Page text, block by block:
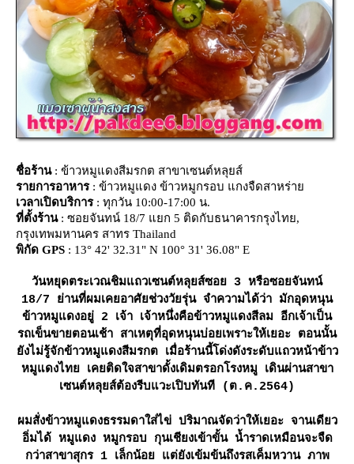
ชื่อร้าน: ข้าวหมูแดงสีมรกต สาขาเซนต์หลุยส์
รายการอาหาร: ข้าวหมูแดง ข้าวหมูกรอบ แกงจืดสาหร่า
เวลาเปิดบริการ: ทุกวัน 10:00-17:00 น.
ที่ตั้งร้าน: ซอยจันทน์ 18/7 แยก 5 ติดกับธนาคารกรุงไทย,
กรุงเทพมหานคร สาทร Thailand
พิกัด GPS : 13° 42' 32.31" N 100° 31' 36.08" E
วันหยุดตระเวณชิมแถวเซนต์หลุยส์ซอย 3 หรือซอยจันทน์
18/7 ย่านที่ผมเคยอาศัยช่วงวัยรุ่น จำความได้ว่า มักอุดหนุน
ข้าวหมูแดงอยู่ 2 เจ้า เจ้าหนึ่งคือข้าวหมูแดงสีลม อีกเจ้าเป็น
รถเข็นขายตอนเช้า สาเหตุที่อุดหนุนบ่อยเพราะให้เยอะ ตอนนั้น
ังไม่รู้จักข้าวหมูแดงสีมรกต เมื่อร้านนี้โด่งดังระดับแถวหน้าข้าว
หมูแดงไทย เคยติดใจสาขาดั้งเดิมตรอกโรงหมู เดินผ่านสาขา
เซนต์หลุยส์ต้องรีบแวะเปิบทันที (ต.ค.2564)
ผมสั่งข้าวหมูแดงธรรมดาใส่ไข่ ปริมาณจัดว่าให้เยอะ จานเดียว
อิ่มได้ หมูแดง หมูกรอบ กุนเชียงเข้าขั้น น้ำราดเหมือนจะจืด
กว่าสาขาสุกร 1 เล็กน้อย แต่ยังเข้มข้นถึงรสเค็มหวาน ภาพ